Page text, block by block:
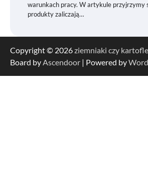
warunkach pracy. W artykule przyjrzymy
produkty zaliczają…
Copyright © 2026ziemniaki czy kartofle
Board byAscendoor | Powered by